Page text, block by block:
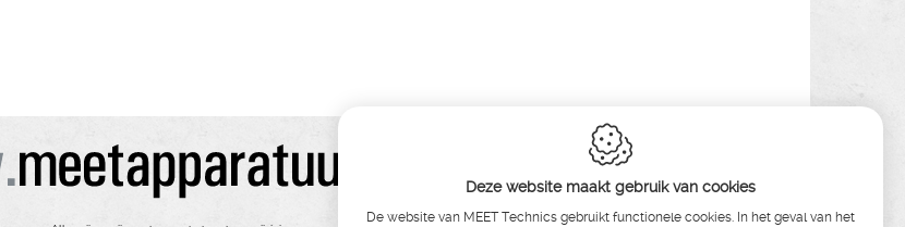
Deze website maakt gebruik van cookies
De website van MEET Technics gebruikt functionele cookies. In het geval van het